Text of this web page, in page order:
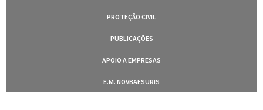
PROTEÇÃO CIVIL
PUBLICAÇÕES
APOIO A EMPRESAS
E.M. NOVBAESURIS